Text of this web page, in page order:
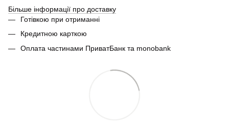
Більше інформації про доставку
Готівкою при отриманні
Кредитною карткою
Оплата частинами ПриватБанк та monobank